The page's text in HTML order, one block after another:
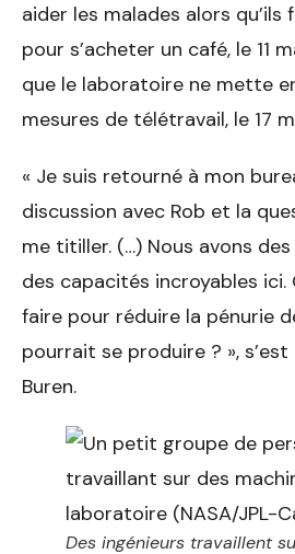
aider les malades alors qu’ils
pour s’acheter un café, le 11
que le laboratoire ne mette
mesures de télétravail, le 17
« Je suis retourné à mon
discussion avec Rob et la
me titiller. (…) Nous avons
des capacités incroyables
faire pour réduire la pénurie
pourrait se produire ? », s’est
Buren.
Des ingénieurs travaillent